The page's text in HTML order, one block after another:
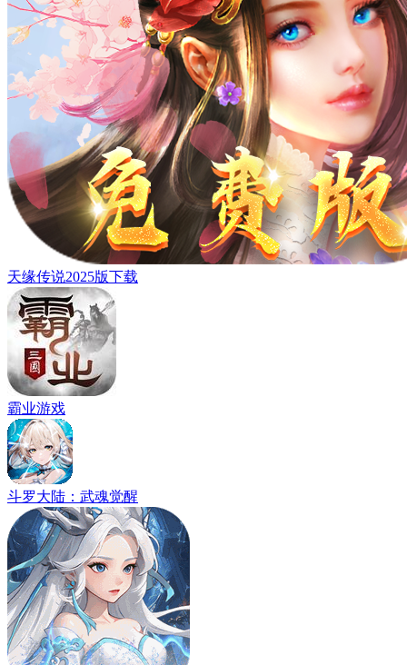
天缘传说2025版下载
霸业游戏
斗罗大陆：武魂觉醒